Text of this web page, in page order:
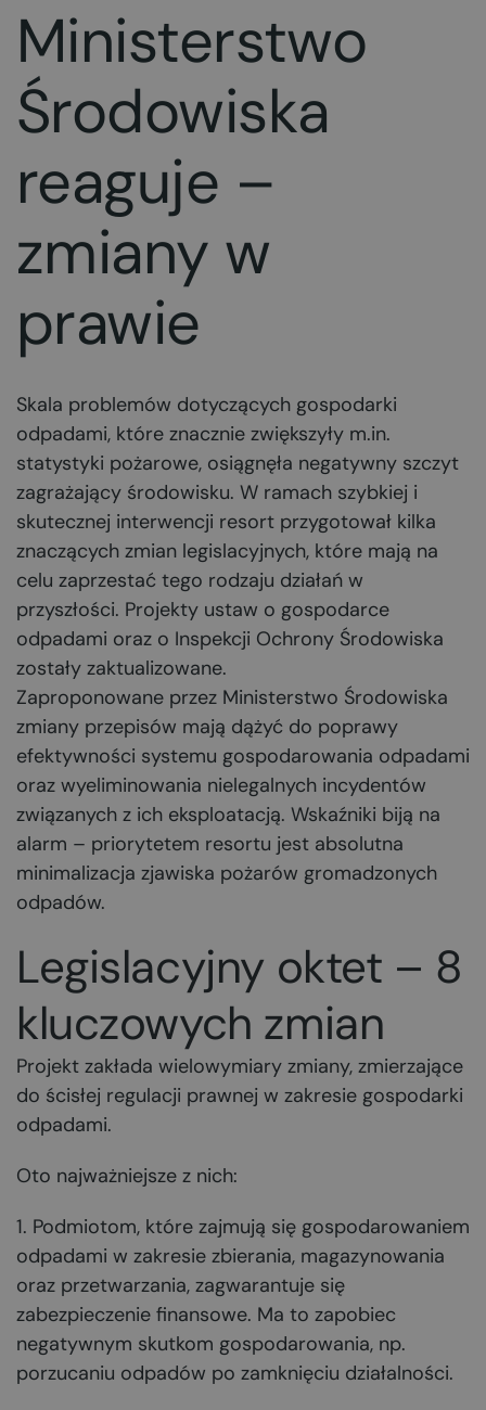
Ministerstwo
Środowiska
reaguje –
zmiany w
prawie
Skala problemów dotyczących gospodarki
odpadami, które znacznie zwiększyły m.in.
statystyki pożarowe, osiągnęła negatywny szczyt
zagrażający środowisku. W ramach szybkiej i
skutecznej interwencji resort przygotował kilka
znaczących zmian legislacyjnych, które mają na
celu zaprzestać tego rodzaju działań w
przyszłości. Projekty ustaw o gospodarce
odpadami oraz o Inspekcji Ochrony Środowiska
zostały zaktualizowane.
Zaproponowane przez Ministerstwo Środowiska
zmiany przepisów mają dążyć do poprawy
efektywności systemu gospodarowania odpadami
oraz wyeliminowania nielegalnych incydentów
związanych z ich eksploatacją. Wskaźniki biją na
alarm – priorytetem resortu jest absolutna
minimalizacja zjawiska pożarów gromadzonych
odpadów.
Legislacyjny oktet – 8
kluczowych zmian
Projekt zakłada wielowymiary zmiany, zmierzające
do ścisłej regulacji prawnej w zakresie gospodarki
odpadami.
Oto najważniejsze z nich:
1. Podmiotom, które zajmują się gospodarowaniem
odpadami w zakresie zbierania, magazynowania
oraz przetwarzania, zagwarantuje się
zabezpieczenie finansowe. Ma to zapobiec
negatywnym skutkom gospodarowania, np.
porzucaniu odpadów po zamknięciu działalności.